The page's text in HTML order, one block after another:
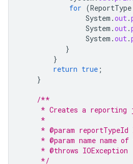
for (ReportType
System .out.
System .out.
System .out.
}
}
return true ;
}
/**
* Creates a reporting
     *
* @param reportTypeId
* @param name name of
     * @throws IOException
     */